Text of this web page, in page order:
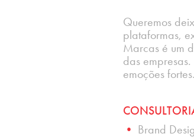
Queremos
plataformas,
Marcas é um
das
emoções fortes.
• Brand